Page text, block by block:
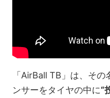
「AirBall TB」は、そ
ンサーをタイヤの中に“